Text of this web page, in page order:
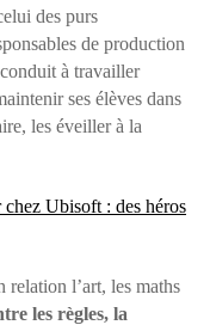
des purs
de production
à travailler
ses élèves dans
les éveiller à la
Ubisoft : des héros
relation l’art, les maths
les règles, la